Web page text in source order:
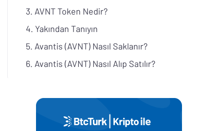
AVNT Token Nedir?
Yakından Tanıyın
Avantis (AVNT) Nasıl Saklanır?
Avantis (AVNT) Nasıl Alıp Satılır?